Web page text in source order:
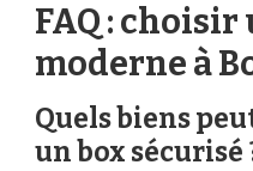
FAQ : choisir
moderne à
Quels biens
un box sécurisé